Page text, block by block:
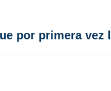
por primera